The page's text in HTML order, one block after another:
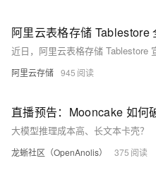
阿里云存储 945
大模型推理成本高、长文本卡壳？
龙蜥社区（OpenAnolis） 375